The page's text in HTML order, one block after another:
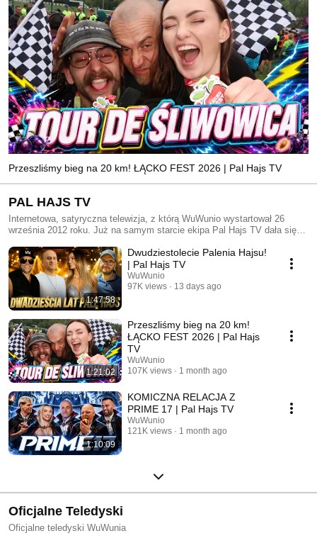
Przeszliśmy bieg na 20 km! ŁĄCKO FEST 2026 | Pal Hajs TV
PAL HAJS TV
Internetowa, satyryczna telewizja, z którą WuWunio wystartował 26
września 2012 roku. Już na samym starcie ekipa Pal Hajs TV dała się
do relacjonowania rzeczywistości. Od czterech lat Pal Hajs TV
sukcesywnie powiększa grono swoich odbiorców i może się pochwalić
dużą i zaangażowaną widownią.
1:47:58
Dwudziestolecie Palenia Hajsu!
| Pal Hajs TV
WuWunio
97K views
13 days ago
1:21:02
Przeszliśmy bieg na 20 km!
ŁĄCKO FEST 2026 | Pal Hajs
TV
WuWunio
107K views
1 month ago
1:10:09
KOMICZNA RELACJA Z
PRIME 17 | Pal Hajs TV
WuWunio
121K views
1 month ago
Oficjalne Teledyski
Oficjalne teledyski WuWunia